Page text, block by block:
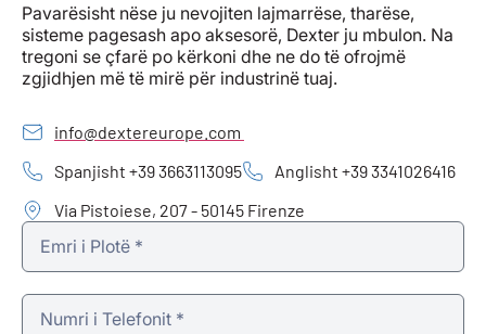
Pavarësisht nëse ju nevojiten lajmarrëse, tharëse,
sisteme pagesash apo aksesorë, Dexter ju mbulon. Na
tregoni se çfarë po kërkoni dhe ne do të ofrojmë
zgjidhjen më të mirë për industrinë tuaj.
info@dextereurope.com
Spanjisht +39 3663113095
Anglisht +39 3341026416
Via Pistoiese, 207 - 50145 Firenze